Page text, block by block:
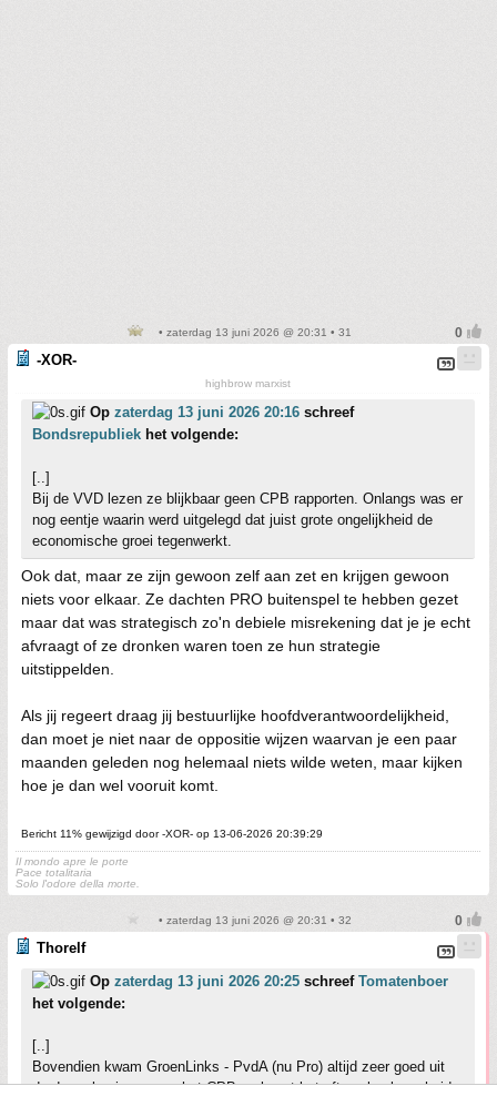
• zaterdag 13 juni 2026 @ 20:31 • 31
-XOR-
highbrow marxist
Op zaterdag 13 juni 2026 20:16 schreef
Bondsrepubliek het volgende:
[..]
Bij de VVD lezen ze blijkbaar geen CPB rapporten. Onlangs was er
nog eentje waarin werd uitgelegd dat juist grote ongelijkheid de
economische groei tegenwerkt.
Ook dat, maar ze zijn gewoon zelf aan zet en krijgen gewoon
niets voor elkaar. Ze dachten PRO buitenspel te hebben gezet
maar dat was strategisch zo'n debiele misrekening dat je je echt
afvraagt of ze dronken waren toen ze hun strategie
uitstippelden.
Als jij regeert draag jij bestuurlijke hoofdverantwoordelijkheid,
dan moet je niet naar de oppositie wijzen waarvan je een paar
maanden geleden nog helemaal niets wilde weten, maar kijken
hoe je dan wel vooruit komt.
Bericht 11% gewijzigd door -XOR- op 13-06-2026 20:39:29
Il mondo apre le porte
Pace totalitaria
Solo l'odore della morte.
• zaterdag 13 juni 2026 @ 20:31 • 32
Thorelf
Op zaterdag 13 juni 2026 20:25 schreef Tomatenboer
het volgende:
[..]
Bovendien kwam GroenLinks - PvdA (nu Pro) altijd zeer goed uit
de doorrekeningen van het CPB, ook wat betreft werkgelegenheid